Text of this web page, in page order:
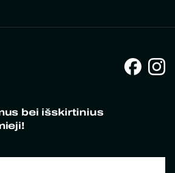
bei išskirtinius